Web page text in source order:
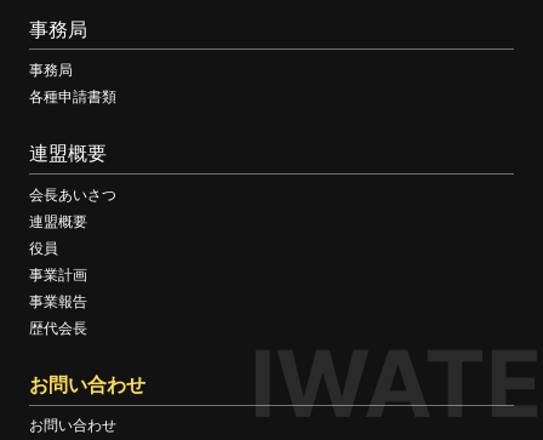
IWATE
事務局
事務局
各種申請書類
連盟概要
会長あいさつ
連盟概要
役員
事業計画
事業報告
歴代会長
お問い合わせ
お問い合わせ